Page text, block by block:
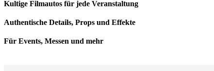
Kultige Filmautos für jede Veranstaltung
Authentische Details, Props und Effekte
Für Events, Messen und mehr